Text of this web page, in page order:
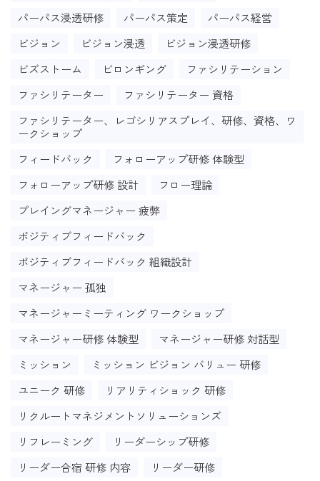
パーパス浸透研修
パーパス策定
パーパス経営
ビジョン
ビジョン浸透
ビジョン浸透研修
ビズストーム
ビロンギング
ファシリテーション
ファシリテーター
ファシリテーター 資格
ファシリテーター、レゴシリアスプレイ、研修、資格、ワ
ークショップ
フィードバック
フォローアップ研修 体験型
フォローアップ研修 設計
フロー理論
プレイングマネージャー 疲弊
ポジティブフィードバック
ポジティブフィードバック 組織設計
マネージャー 孤独
マネージャーミーティング ワークショップ
マネージャー研修 体験型
マネージャー研修 対話型
ミッション
ミッション ビジョン バリュー 研修
ユニーク 研修
リアリティショック 研修
リクルートマネジメントソリューションズ
リフレーミング
リーダーシップ研修
リーダー合宿 研修 内容
リーダー研修